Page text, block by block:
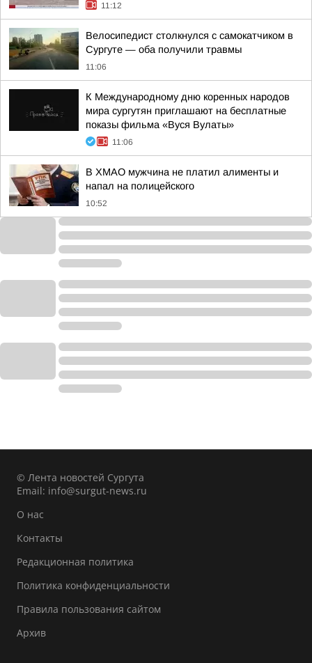
11:12
Велосипедист столкнулся с самокатчиком в
Сургуте — оба получили травмы
11:06
К Международному дню коренных народов
мира сургутян приглашают на бесплатные
показы фильма «Вуся Вулаты»
11:06
В ХМАО мужчина не платил алименты и
напал на полицейского
10:52
© Лента новостей Сургута
Email: info@surgut-news.ru
О нас
Контакты
Редакционная политика
Политика конфиденциальности
Правила пользования сайтом
Архив